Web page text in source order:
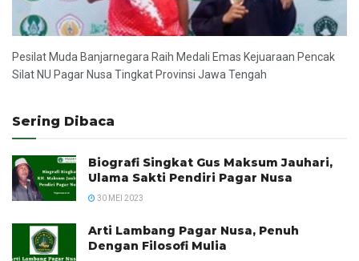
Pesilat Muda Banjarnegara Raih Medali Emas Kejuaraan Pencak
Silat NU Pagar Nusa Tingkat Provinsi Jawa Tengah
Sering Dibaca
Biografi Singkat Gus Maksum Jauhari,
Ulama Sakti Pendiri Pagar Nusa
30 MEI 2023
Arti Lambang Pagar Nusa, Penuh
Dengan Filosofi Mulia